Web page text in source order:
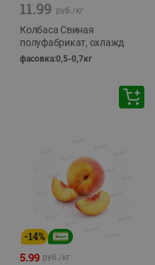
11.99 руб./кг
Колбаса Свиная
полуфабрикат, охлажд
фасовка:0,5-0,7кг
-14%
5.99 руб./кг